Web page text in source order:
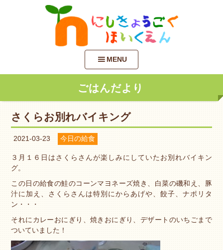
MENU
ごはんだより
さくらお別れバイキング
2021-03-23 今日の給食
３月１６日はさくらさんが楽しみにしていたお別れバイキン
グ。
この日の給食の鮭のコーンマヨネーズ焼き、白菜の磯和え、豚
汁に加え、さくらさんは特別にからあげや、餃子、ナポリタ
ン・・・
それにカレーおにぎり、焼きおにぎり、デザートのいちごまで
ついていました！